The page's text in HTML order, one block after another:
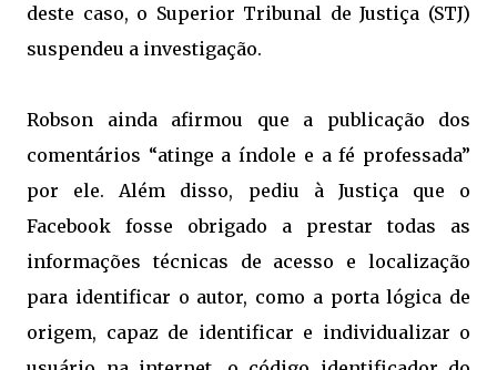
deste caso, o Superior Tribunal de Justiça (STJ)
suspendeu a investigação.
Robson ainda afirmou que a publicação dos
comentários “atinge a índole e a fé professada”
por ele. Além disso, pediu à Justiça que o
Facebook fosse obrigado a prestar todas as
informações técnicas de acesso e localização
para identificar o autor, como a porta lógica de
origem, capaz de identificar e individualizar o